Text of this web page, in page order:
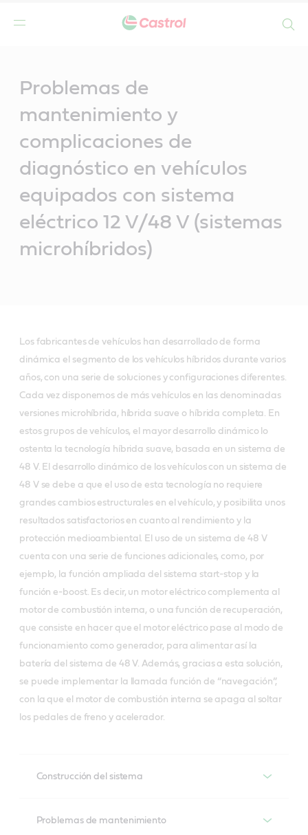
Problemas de
mantenimiento y
complicaciones de
diagnóstico en vehículos
equipados con sistema
eléctrico 12 V/48 V (sistemas
microhíbridos)
Los fabricantes de vehículos han desarrollado de forma
dinámica el segmento de los vehículos híbridos durante varios
años, con una serie de soluciones y configuraciones diferentes.
Cada vez disponemos de más vehículos en las denominadas
versiones microhíbrida, híbrida suave o híbrida completa. En
estos grupos de vehículos, el mayor desarrollo dinámico lo
ostenta la tecnología híbrida suave, basada en un sistema de
48 V. El desarrollo dinámico de los vehículos con un sistema de
48 V se debe a que el uso de esta tecnología no requiere
grandes cambios estructurales en el vehículo, y posibilita unos
resultados satisfactorios en cuanto al rendimiento y la
protección medioambiental. El uso de un sistema de 48 V
cuenta con una serie de funciones adicionales, como, por
ejemplo, la función ampliada del sistema start-stop y la
función e-boost. Es decir, un motor eléctrico complementa al
motor de combustión interna, o una función de recuperación,
que consiste en hacer que el motor eléctrico pase al modo de
funcionamiento como generador, para alimentar así la
batería del sistema de 48 V. Además, gracias a esta solución,
se puede implementar la llamada función de “navegación”,
con la que el motor de combustión interna se apaga al soltar
los pedales de freno y acelerador.
Construcción del sistema
carácter adicional y no sustituye al sistema de 12 V,
Problemas de mantenimiento